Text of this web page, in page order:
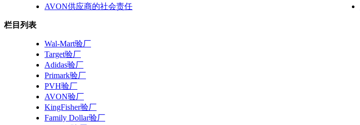
AVON供应商的社会责任
栏目列表
Wal-Mart验厂
Target验厂
Adidas验厂
Primark验厂
PVH验厂
AVON验厂
KingFisher验厂
Family Dollar验厂